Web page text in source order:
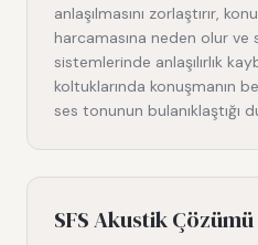
anlaşılmasını zorlaştırır,
harcamasına neden olur ve
sistemlerinde anlaşılırlık
koltuklarında konuşmanın
ses tonunun bulanıklaştığı
SFS Akustik Çözümü